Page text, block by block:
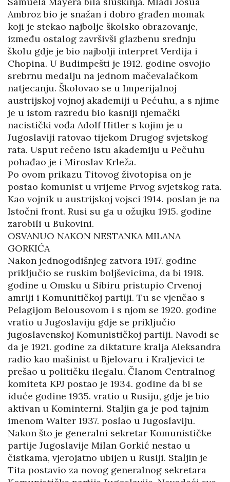
Ambroz bio je snažan i dobro građen momak
koji je stekao najbolje školsko obrazovanje,
između ostalog završivši glazbenu srednju
školu gdje je bio najbolji interpret Verdija i
Chopina. U Budimpešti je 1912. godine osvojio
srebrnu medalju na jednom mačevalačkom
natjecanju. Školovao se u Imperijalnoj
austrijskoj vojnoj akademiji u Pećuhu, a s njime
je u istom razredu bio kasniji njemački
nacistički vođa Adolf Hitler s kojim je u
Jugoslaviji ratovao tijekom Drugog svjetskog
rata. Usput rečeno istu akademiju u Pečuhu
pohađao je i Miroslav Krleža.
Po ovom prikazu Titovog životopisa on je
postao komunist u vrijeme Prvog svjetskog rata.
Kao vojnik u austrijskoj vojsci 1914. poslan je na
Istočni front. Rusi su ga u ožujku 1915. godine
zarobili u Bukovini.
OSVANUO NAKON NESTANKA MILANA
GORKIĆA
Nakon jednogodišnjeg zatvora 1917. godine
priključio se ruskim boljševicima, da bi 1918.
godine u Omsku u Sibiru pristupio Crvenoj
amriji i Komunitičkoj partiji. Tu se vjenčao s
Pelagijom Belousovom i s njom se 1920. godine
vratio u Jugoslaviju gdje se priključio
jugoslavenskoj Komunističkoj partiji. Navodi se
da je 1921. godine za diktature kralja Aleksandra
radio kao mašinist u Bjelovaru i Kraljevici te
prešao u političku ilegalu. Članom Centralnog
komiteta KPJ postao je 1934. godine da bi se
iduće godine 1935. vratio u Rusiju, gdje je bio
aktivan u Kominterni. Staljin ga je pod tajnim
imenom Walter 1937. poslao u Jugoslaviju.
Nakon što je generalni sekretar Komunističke
partije Jugoslavije Milan Gorkić nestao u
čistkama, vjerojatno ubijen u Rusiji. Staljin je
Tita postavio za novog generalnog sekretara